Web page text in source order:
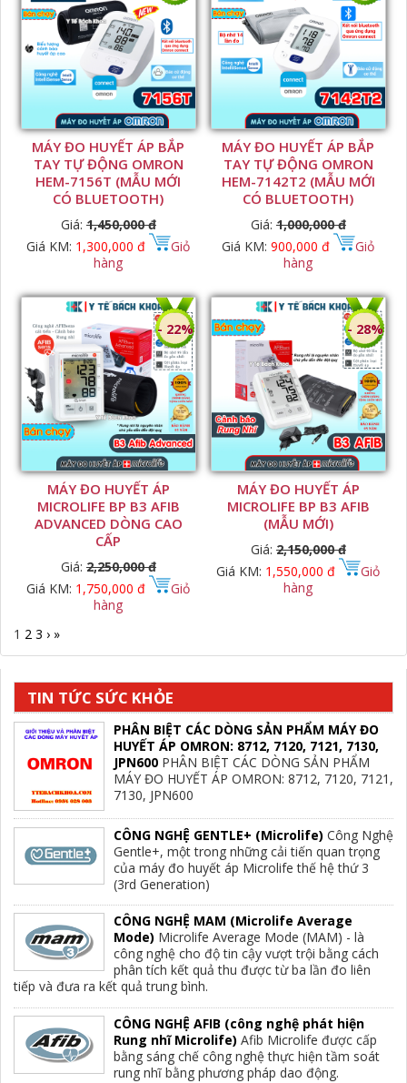
MÁY ĐO HUYẾT ÁP BẮP
TAY TỰ ĐỘNG OMRON
HEM-7156T (MẪU MỚI
CÓ BLUETOOTH)
Giá: 1,450,000 đ
Giá KM: 1,300,000 đ
Giỏ
hàng
MÁY ĐO HUYẾT ÁP BẮP
TAY TỰ ĐỘNG OMRON
HEM-7142T2 (MẪU MỚI
CÓ BLUETOOTH)
Giá: 1,000,000 đ
Giá KM:900,000 đ
Giỏ
hàng
MÁY ĐO HUYẾT ÁP
MICROLIFE BP B3 AFIB
ADVANCED DÒNG CAO
CẤP
Giá: 2,250,000 đ
Giá KM: 1,750,000 đ
Giỏ
hàng
- 22%
MÁY ĐO HUYẾT ÁP
MICROLIFE BP B3 AFIB
(MẪU MỚI)
Giá: 2,150,000 đ
Giá KM: 1,550,000 đ
Giỏ
hàng
- 28%
1 2 3 › »
TIN TỨC SỨC KHỎE
PHÂN BIỆT CÁC DÒNG SẢN PHẨM MÁY ĐO
HUYẾT ÁP OMRON: 8712, 7120, 7121, 7130,
JPN600 PHÂN BIỆT CÁC DÒNG SẢN PHẨM
MÁY ĐO HUYẾT ÁP OMRON: 8712, 7120, 7121,
7130, JPN600
CÔNG NGHỆ GENTLE+ (Microlife) Công Nghệ
Gentle+, một trong những cải tiến quan trọng
của máy đo huyết áp Microlife thế hệ thứ 3
(3rd Generation)
CÔNG NGHỆ MAM (Microlife Average
Mode) Microlife Average Mode (MAM) - là
công nghệ cho độ tin cậy vượt trội bằng cách
phân tích kết quả thu được từ ba lần đo liên
tiếp và đưa ra kết quả trung bình.
CÔNG NGHỆ AFIB (công nghệ phát hiện
Rung nhĩ Microlife) Afib Microlife được cấp
bằng sáng chế công nghệ thực hiện tầm soát
rung nhĩ bằng phương pháp dao động.